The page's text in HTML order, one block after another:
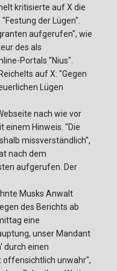
kritisierte auf X die
der Lügen".
aufgerufen", wie
des als
Portals "Nius".
auf X: "Gegen
Lügen
nach wie vor
einem Hinweis. "Die
missverständlich",
nach dem
aufgerufen. Der
Musks Anwalt
des Berichts ab
eine
unser Mandant
durch einen
offensichtlich unwahr",